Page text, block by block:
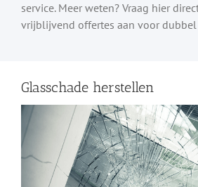
service. Meer weten? Vraag hier
vrijblijvend offertes aan voor
Glasschade herstellen